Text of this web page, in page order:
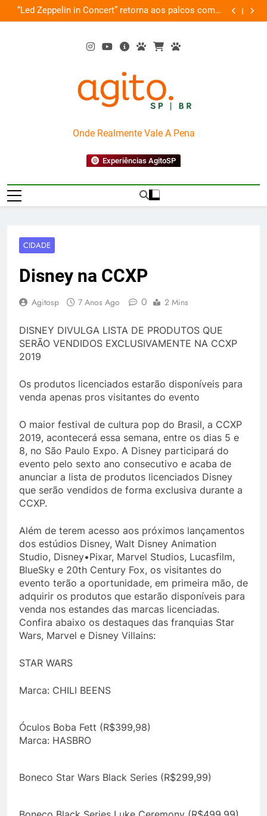
Skip
to
“Led Zeppelin in Concert” retorna aos palcos com a
Nova Orquestra
Cobasi
AgitoSP
Onde Realmente Vale A Pena
Experiências AgitoSP
CIDADE
Disney na CCXP
Agitosp 7 Anos Ago 0 2 Mins
DISNEY DIVULGA LISTA DE PRODUTOS QUE
SERÃO VENDIDOS EXCLUSIVAMENTE NA CCXP
2019
Os produtos licenciados estarão disponíveis para
venda apenas pros visitantes do evento
O maior festival de cultura pop do Brasil, a CCXP
2019, acontecerá essa semana, entre os dias 5 e
8, no São Paulo Expo. A Disney participará do
evento pelo sexto ano consecutivo e acaba de
anunciar a lista de produtos licenciados Disney
que serão vendidos de forma exclusiva durante a
CCXP.
Além de terem acesso aos próximos lançamentos
dos estúdios Disney, Walt Disney Animation
Studio, Disney•Pixar, Marvel Studios, Lucasfilm,
BlueSky e 20th Century Fox, os visitantes do
evento terão a oportunidade, em primeira mão, de
adquirir os produtos que estarão disponíveis para
venda nos estandes das marcas licenciadas.
Confira abaixo os destaques das franquias Star
Wars, Marvel e Disney Villains:
STAR WARS
Marca: CHILI BEENS
Óculos Boba Fett (R$399,98)
Marca: HASBRO
Boneco Star Wars Black Series (R$299,99)